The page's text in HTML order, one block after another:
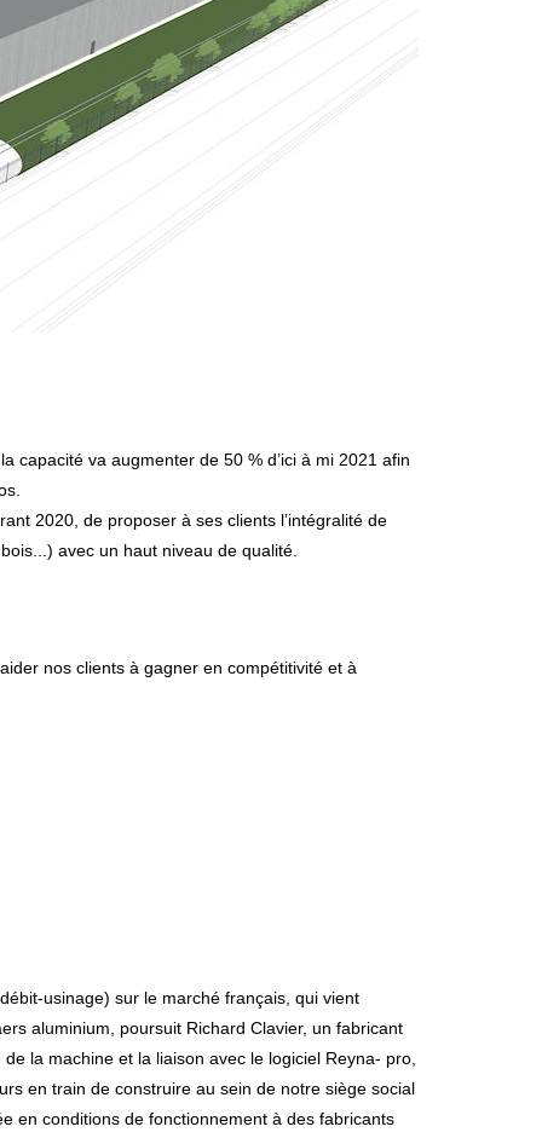
capacité va augmenter de 50 % d’ici à mi 2021 afin
2020, de proposer à ses clients l’intégralité de
avec un haut niveau de qualité.
nos clients à gagner en compétitivité et à
usinage) sur le marché français, qui vient
aluminium, poursuit Richard Clavier, un fabricant
la machine et la liaison avec le logiciel Reyna- pro,
en train de construire au sein de notre siège social
en conditions de fonctionnement à des fabricants